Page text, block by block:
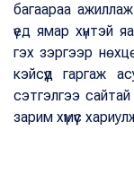
багаараа
үед ямар хүнтэй
гэх зэргээр
кэйсүүд гаргаж
сэтгэлгээ сайтай
зарим хүмүүс